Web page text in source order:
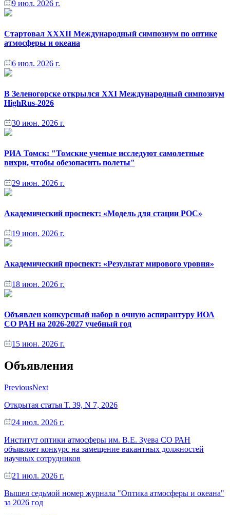
9 июл. 2026 г.
Стартовал XXXII Международный симпозиум по оптике
атмосферы и океана
6 июл. 2026 г.
В Зеленогорске открылся XXI Международный симпозиум
HighRus-2026
30 июн. 2026 г.
РИА Томск: "Томские ученые исследуют самолетные
вихри, чтобы обезопасить полеты"
29 июн. 2026 г.
Академический проспект: «Модель для стации РОС»
19 июн. 2026 г.
Академический проспект: «Результат мирового уровня»
18 июн. 2026 г.
Объявлен конкурсный набор в очную аспирантуру ИОА
СО РАН на 2026-2027 учебный год
15 июн. 2026 г.
Объявления
PreviousNext
Открытая статья Т. 39, N 7, 2026
24 июл. 2026 г.
Институт оптики атмосферы им. В.Е. Зуева СО РАН
объявляет конкурс на замещение вакантных должностей
научных сотрудников
21 июл. 2026 г.
Вышел седьмой номер журнала "Оптика атмосферы и океана"
за 2026 год